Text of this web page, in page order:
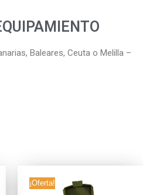
Baleares, Ceuta o Melilla –
¡Oferta!